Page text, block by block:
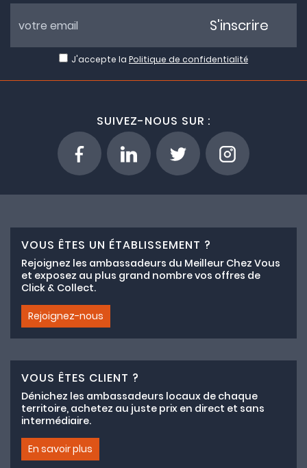
J'accepte la Politique de confidentialité
S'inscrire
SUIVEZ-NOUS SUR :
VOUS ÊTES UN ÉTABLISSEMENT ?
Rejoignez les ambassadeurs du Meilleur Chez Vous
et exposez au plus grand nombre vos offres de
Click & Collect.
Rejoignez-nous
VOUS ÊTES CLIENT ?
Dénichez les ambassadeurs locaux de chaque
territoire, achetez au juste prix en direct et sans
intermédiaire.
En savoir plus